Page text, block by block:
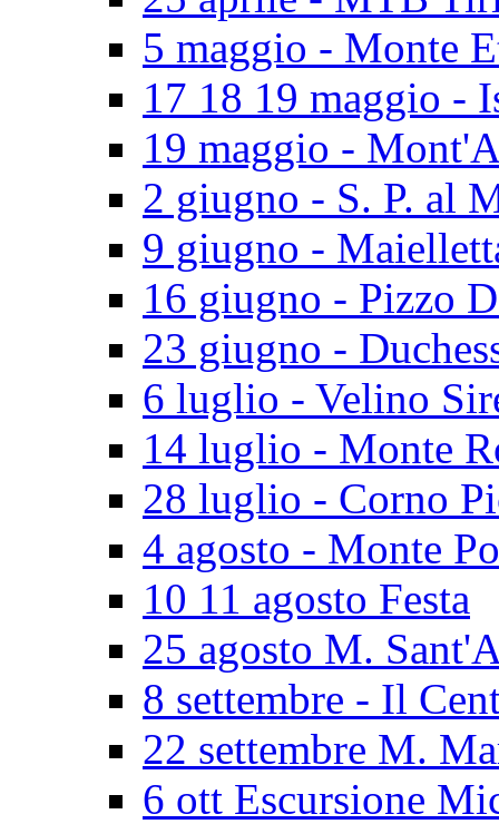
5 maggio - Monte
17 18 19 maggio -
19 maggio -
2 giugno - S. P. al
9 giugno -
16 giugno - Pizzo
23 giugno -
6 luglio - Velino
14 luglio - Monte
28 luglio - Corno
4 agosto - Monte
10 11 agosto Festa
25 agosto M.
8 settembre - Il
22 settembre M.
6 ott Escursione